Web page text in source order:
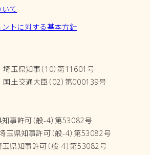
て
トに対する基本方針
玉県知事（10）第11601号
土交通大臣（02）第000139号
事許可（般-4）第53082号
玉県知事許可（般-4）第53082号
県知事許可（般-4）第53082号